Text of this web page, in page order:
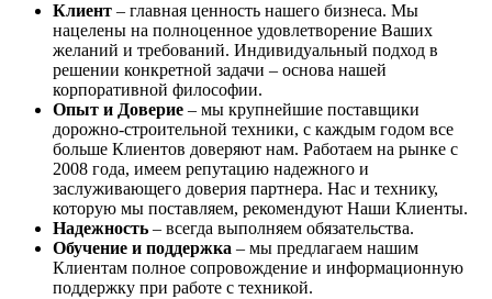
Клиент – главная ценность нашего бизнеса. Мы
нацелены на полноценное удовлетворение Ваших
желаний и требований. Индивидуальный подход в
решении конкретной задачи – основа нашей
корпоративной философии.
Опыт и Доверие – мы крупнейшие поставщики
дорожно-строительной техники, с каждым годом все
больше Клиентов доверяют нам. Работаем на рынке с
2008 года, имеем репутацию надежного и
заслуживающего доверия партнера. Нас и технику,
которую мы поставляем, рекомендуют Наши Клиенты.
Надежность – всегда выполняем обязательства.
Обучение и поддержка – мы предлагаем нашим
Клиентам полное сопровождение и информационную
поддержку при работе с техникой.